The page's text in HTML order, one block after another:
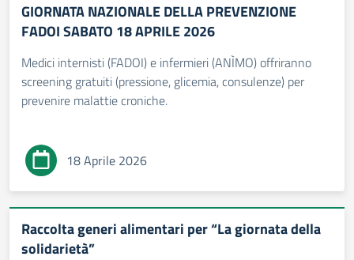
GIORNATA NAZIONALE DELLA PREVENZIONE
FADOI SABATO 18 APRILE 2026
Medici internisti (FADOI) e infermieri (ANÌMO) offriranno
screening gratuiti (pressione, glicemia, consulenze) per
prevenire malattie croniche.
18 Aprile 2026
Raccolta generi alimentari per “La giornata della
solidarietà”